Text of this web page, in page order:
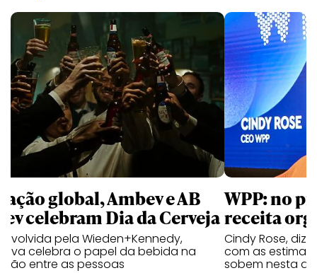
ação global, Ambev e AB
celebram Dia da Cerveja
pela Wieden+Kennedy,
celebra o papel da bebida na
entre as pessoas
WPP: no
receita
Cindy Rose, diz
com as
sobem nesta